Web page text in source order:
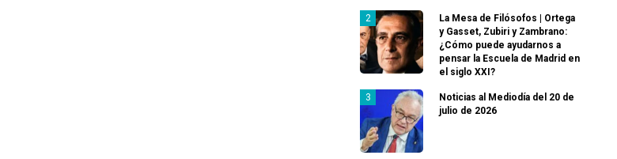
La Mesa de Filósofos | Ortega
y Gasset, Zubiri y Zambrano:
¿Cómo puede ayudarnos a
pensar la Escuela de Madrid en
el siglo XXI?
Noticias al Mediodía del 20 de
julio de 2026